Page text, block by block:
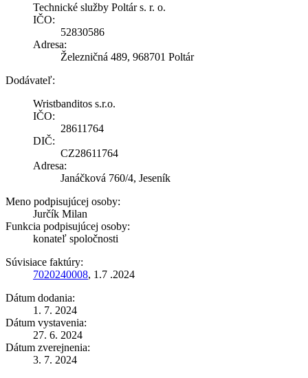
Technické služby Poltár s. r. o.
IČO:
52830586
Adresa:
Železničná 489, 968701 Poltár
Dodávateľ:
Wristbanditos s.r.o.
IČO:
28611764
DIČ:
CZ28611764
Adresa:
Janáčková 760/4, Jeseník
Meno podpisujúcej osoby:
Jurčík Milan
Funkcia podpisujúcej osoby:
konateľ spoločnosti
Súvisiace faktúry:
7020240008, 1.7 .2024
Dátum dodania:
1. 7. 2024
Dátum vystavenia:
27. 6. 2024
Dátum zverejnenia:
3. 7. 2024